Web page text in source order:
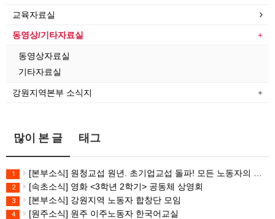
교육자료실
동영상/기타자료실
동영상자료실
기타자료실
강원지역본부 소식지
많이 본 글 태그
1 [본부소식] 원청교섭 원년. 초기업교섭 돌파! 모든 노동자의 노동기본권 쟁취! 민주노총 7.15 총파업대회
2 [속초소식] 영화 <3학년 2학기> 공동체 상영회
3 [본부소식] 강원지역 노동자 합창단 모임
4 [원주소식] 원주 이주노동자 한국어교실